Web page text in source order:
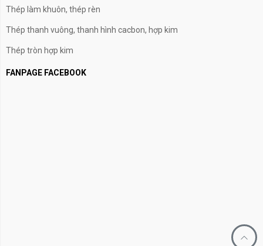
Thép làm khuôn, thép rèn
Thép thanh vuông, thanh hình cacbon, hợp kim
Thép tròn hợp kim
FANPAGE FACEBOOK